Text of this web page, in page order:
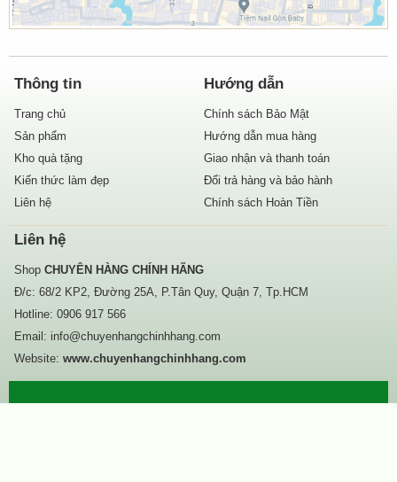
Thông tin
Trang chủ
Sản phẩm
Kho quà tặng
Kiến thức làm đẹp
Liên hệ
Hướng dẫn
Chính sách Bảo Mật
Hướng dẫn mua hàng
Giao nhận và thanh toán
Đổi trả hàng và bảo hành
Chính sách Hoàn Tiền
Liên hệ
Shop CHUYÊN HÀNG CHÍNH HÃNG
Đ/c: 68/2 KP2, Đường 25A, P.Tân Quy, Quận 7, Tp.HCM
Hotline: 0906 917 566
Email: info@chuyenhangchinhhang.com
Website: www.chuyenhangchinhhang.com